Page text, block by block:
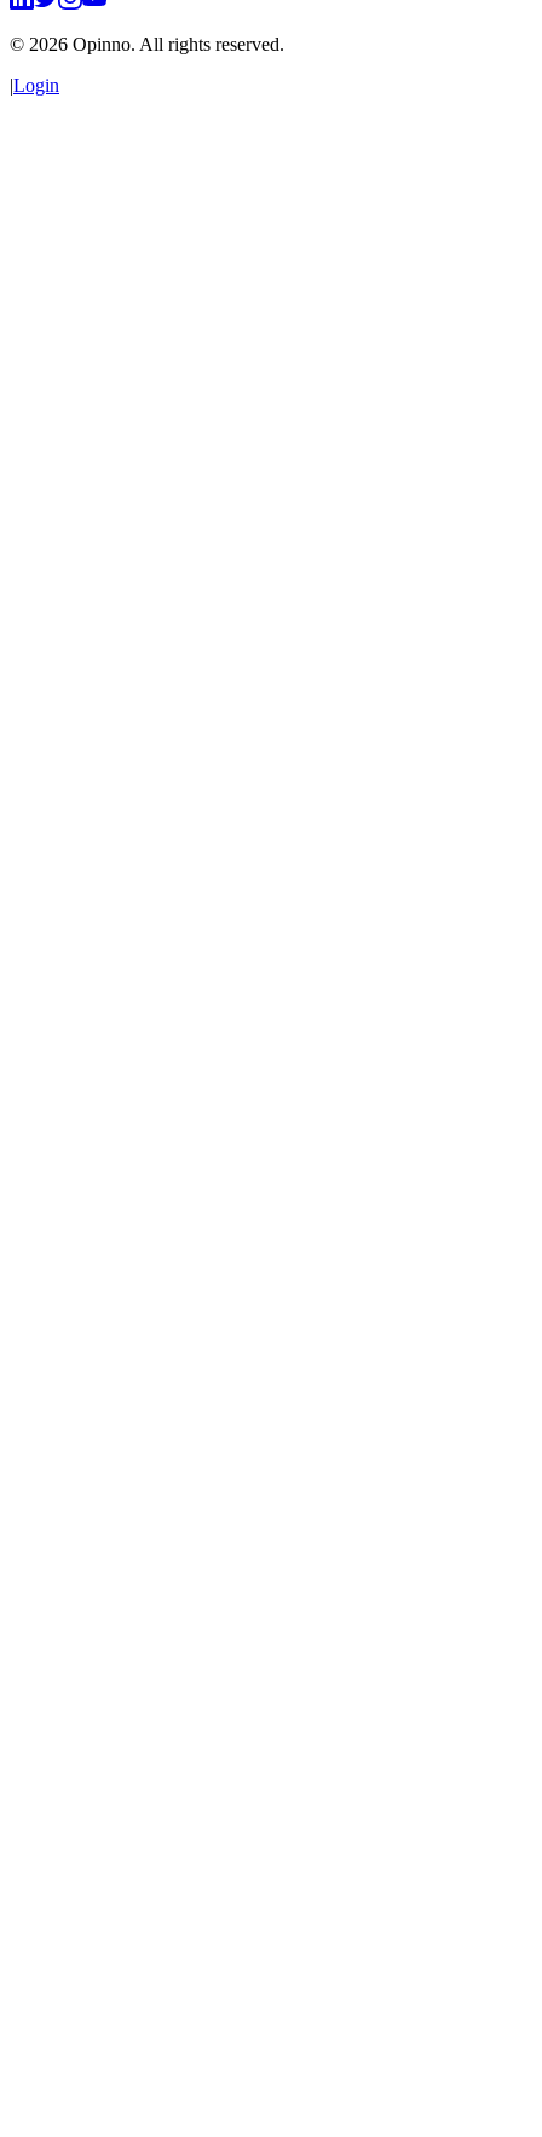
© 2026 Opinno. All rights reserved.
|Login